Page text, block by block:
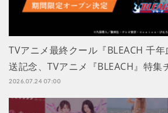
TVアニメ最終クール『BLEACH 千
送記念、TVアニメ『BLEACH』特集
2026.07.24 07:00